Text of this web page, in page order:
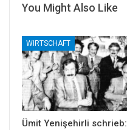
You Might Also Like
WIRTSCHAFT
Ümit Yenişehirli schrieb: